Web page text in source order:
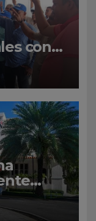
con
en
vía